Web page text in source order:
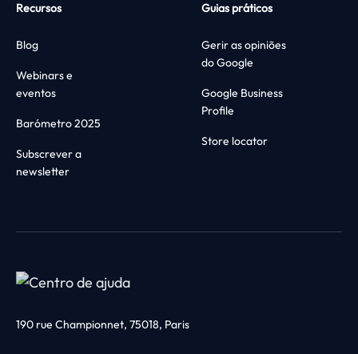
Recursos
Blog
Webinars e
eventos
Barómetro 2025
Subscrever a
newsletter
Guias práticos
Gerir as opiniões
do Google
Google Business
Profile
Store locator
190 rue Championnet, 75018, Paris